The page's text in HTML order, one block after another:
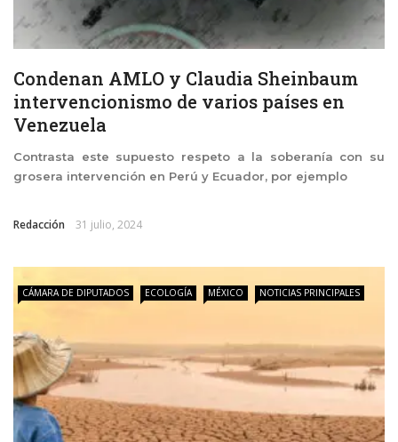
Condenan AMLO y Claudia Sheinbaum
intervencionismo de varios países en
Venezuela
Contrasta este supuesto respeto a la soberanía con su
grosera intervención en Perú y Ecuador, por ejemplo
Redacción 31 julio, 2024
CÁMARA DE DIPUTADOS ECOLOGÍA MÉXICO NOTICIAS PRINCIPALES